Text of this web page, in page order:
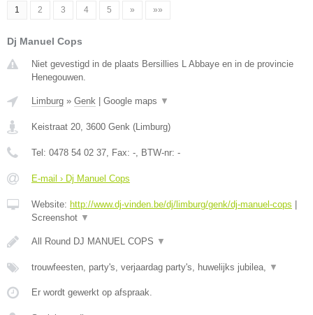
1 2 3 4 5 » »»
Dj Manuel Cops
Niet gevestigd in de plaats Bersillies L Abbaye en in de provincie
Henegouwen.
Limburg » Genk Google maps ▼
Keistraat 20, 3600 Genk (Limburg)
Tel: 0478 54 02 37, Fax: -, BTW-nr: -
E-mail › Dj Manuel Cops
Website: http://www.dj-vinden.be/dj/limburg/genk/dj-manuel-cops
Screenshot ▼
All Round DJ MANUEL COPS ▼
trouwfeesten, party's, verjaardag party's, huwelijks jubilea, ▼
Er wordt gewerkt op afspraak.